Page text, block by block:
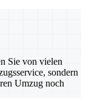
Sie von vielen
sondern
Umzug noch